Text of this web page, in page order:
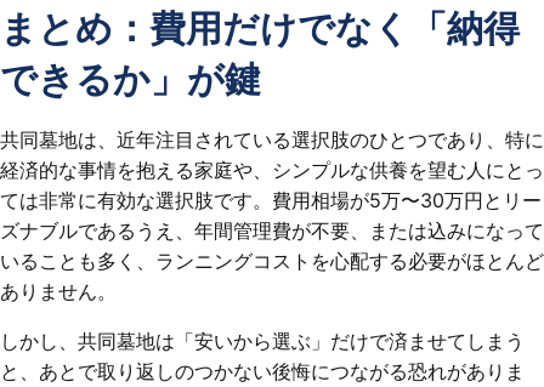
まとめ：費用だけでなく「納得
できるか」が鍵
共同墓地は、近年注目されている選択肢のひとつであり、特に
経済的な事情を抱える家庭や、シンプルな供養を望む人にとっ
ては非常に有効な選択肢です。費用相場が5万〜30万円とリー
ズナブルであるうえ、年間管理費が不要、または込みになって
いることも多く、ランニングコストを心配する必要がほとんど
ありません。
しかし、共同墓地は「安いから選ぶ」だけで済ませてしまう
と、あとで取り返しのつかない後悔につながる恐れがありま